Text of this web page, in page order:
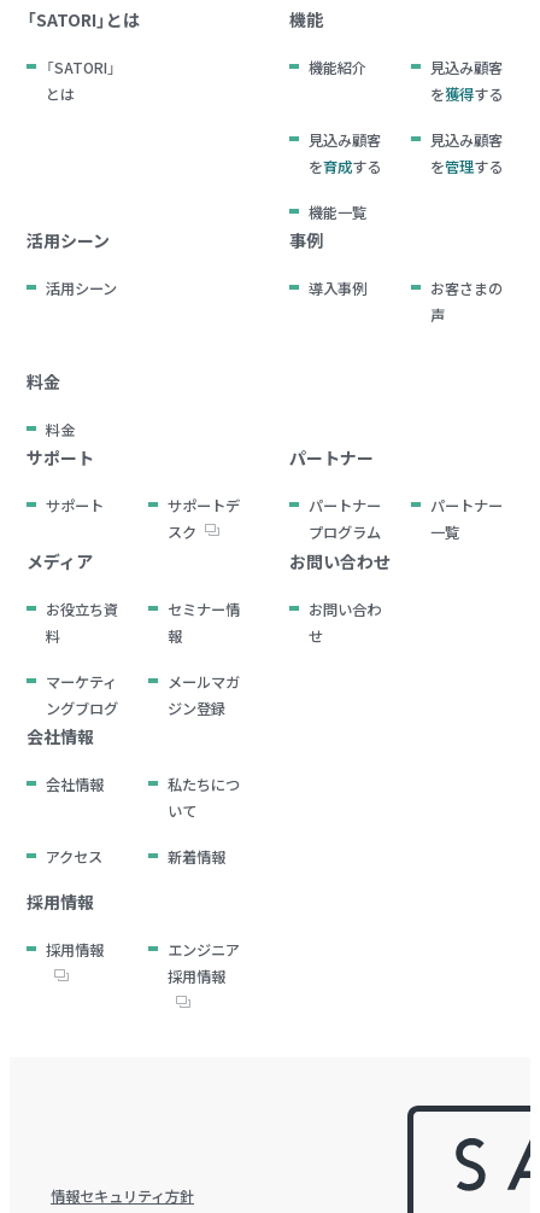
「SATORI」とは
「SATORI」
とは
機能
機能紹介
見込み顧客
を獲得する
見込み顧客
を育成する
見込み顧客
を管理する
機能一覧
活用シーン
活用シーン
事例
導入事例
お客さまの
声
料金
料金
サポート
サポート
サポートデ
スク
パートナー
パートナー
プログラム
パートナー
一覧
メディア
お役立ち資
料
セミナー情
報
マーケティ
ングブログ
メールマガ
ジン登録
お問い合わせ
お問い合わ
せ
会社情報
会社情報
私たちにつ
いて
アクセス 新着情報
採用情報
採用情報
エンジニア
採用情報
情報セキュリティ方針